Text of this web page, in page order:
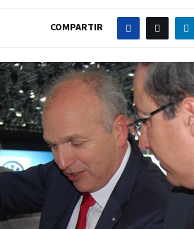
COMPARTIR